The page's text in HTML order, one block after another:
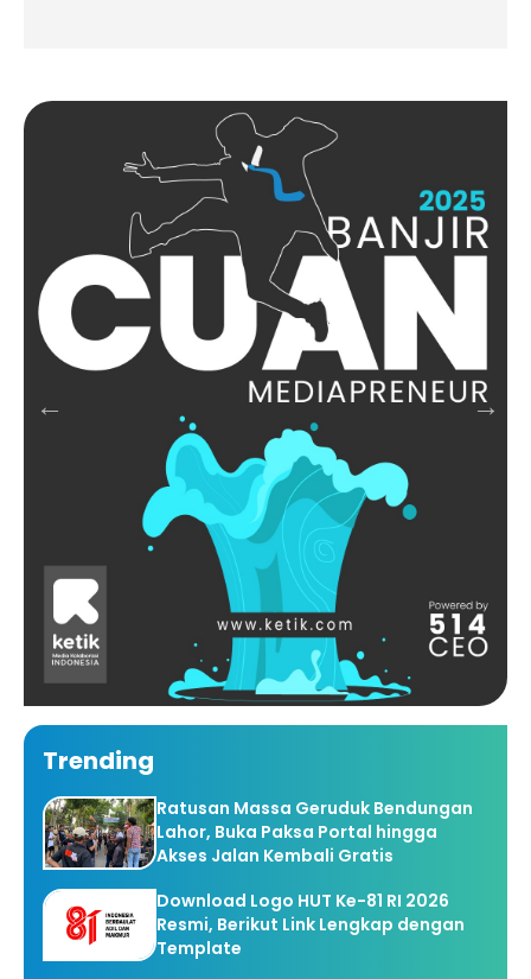
Trending
Ratusan Massa Geruduk Bendungan
Lahor, Buka Paksa Portal hingga
Akses Jalan Kembali Gratis
Download Logo HUT Ke-81 RI 2026
Resmi, Berikut Link Lengkap dengan
Template